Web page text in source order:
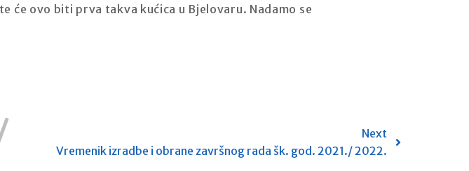
će ovo biti prva takva kućica u Bjelovaru. Nadamo se
Next
Vremenik izradbe i obrane završnog rada šk. god. 2021./ 2022.